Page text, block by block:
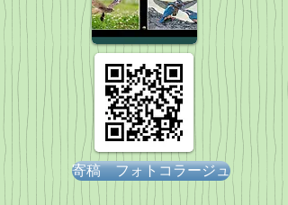
寄稿 フォトコラージュ